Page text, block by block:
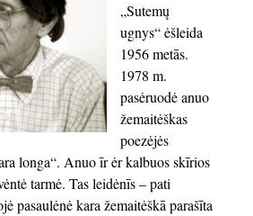
„Sutemų
ugnys“ ėšleida
1956 metās.
1978 m.
pasėruodė anuo
žemaitėškas
poezėjės
longa“. Anuo īr ėr kalbuos skīrios
tarmė. Tas leidėnīs – pati
pasaulėnė kara žemaitėškā parašīta